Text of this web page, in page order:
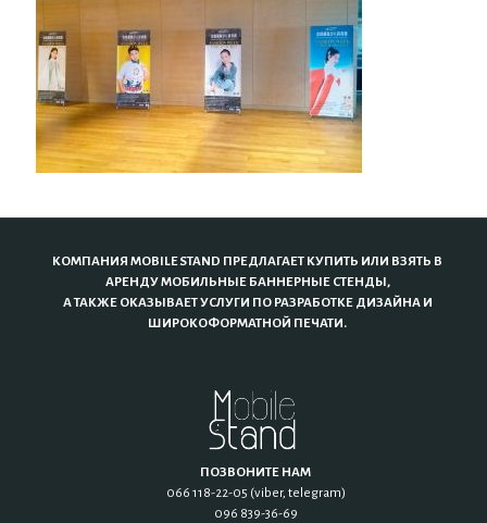
КОМПАНИЯ MOBILE STAND ПРЕДЛАГАЕТ КУПИТЬ ИЛИ ВЗЯТЬ В
АРЕНДУ МОБИЛЬНЫЕ БАННЕРНЫЕ СТЕНДЫ,
А ТАКЖЕ ОКАЗЫВАЕТ УСЛУГИ ПО РАЗРАБОТКЕ ДИЗАЙНА И
ШИРОКОФОРМАТНОЙ ПЕЧАТИ.
ПОЗВОНИТЕ НАМ
066 118-22-05 (viber, telegram)
096 839-36-69